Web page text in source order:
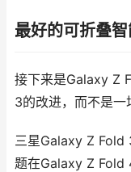
最好的可折叠
接下来是Galaxy Z
3的改进，而不是一
三星Galaxy Z Fold
题在Galaxy Z Fold